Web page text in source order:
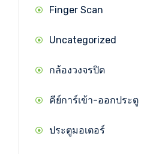
Finger Scan
Uncategorized
กล้องวงจรปิด
คีย์การ์เข้า-ออกประตู
ประตูมอเตอร์